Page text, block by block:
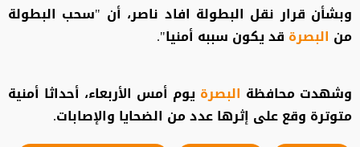
وبشأن قرار نقل البطولة افاد ناصر، أن "سحب البطولة
من البصرة قد يكون سببه أمنيا".
وشهدت محافظة البصرة يوم أمس الأربعاء، أحداثا أمنية
متوترة وقع على إثرها عدد من الضحايا والإصابات.